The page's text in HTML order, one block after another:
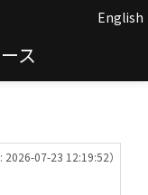
ス
English
2026-07-23 12:19:52）